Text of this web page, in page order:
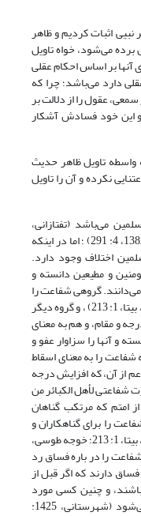
نبیی اثبات کردیم و ظاهر
برده می‌شود، خواه تاویل
آنها بر اساس احکام عقلی
دارد می‌باشد؛ چرا که
عقول را از دلالت بر
این خود فسادش آشکار
تاویل ظاهر حدیث
نکرده و آن را تاویل
می‌باشد (تفتازانی،
1407: 76؛ همو، 1409، 5: 157؛ استرآبادی، 1382، 4: 291) ؛ اما در اینکه
اختلاف وجود دارد.
و مطیعین دانسته و
گروهی شفاعت را
فقط به معنای اسقاط عقوبت گرفته‏اند (طوسی، بی‏تا، 1: 213) ، و گروه دیگر
و مقام، و هم به معنای
و آنها را سزاوار عفو و
را به معنای اسقاط
از آن، که افزایش درجه
لأهل الکبائر من
امتم که مرتکب گناهان
را برای گناهکاران و
فاسقان ثابت می‌کند (حلبی، بی‏تا: 469؛ طوسی، بی‏تا، 1: 213؛ خوجه طوسی،
430). اما معتزله شفاعت را در باره فساق رد
دارند که اگر قبل از
و چنین کسی مورد
غضب الهی بوده و هیچ‌گاه داخل بهشت نمی‌شود (شهرستانی، 1425: